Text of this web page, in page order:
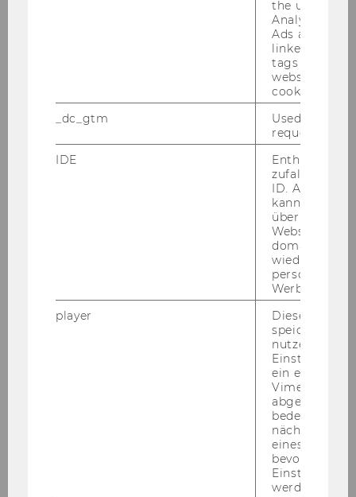
Auf nicht von den IT-​Services be­treu­ten Ge­rä­te
er­folgt der Down­load des Of­fice Plug-​Ins di­rekt
über die Da­ten­bank: Menü My Ca­pi­tal IQ -> My
Pro­fi­le -> Down­loads -> Of­fice Plug-​in > Ad­van­
the user. If
Analytics and
Ads accounts
linked, the
tags on the
website read
cookie.
_dc_gtm
Used to
request rate.
IDE
Enthält eine
ID. Anhand
kann Google
über
Websites
Werbung
player
Dieses Cookie
speichert
ein
Vimeo-Video
abgespielt
bedeutet,
nächsten
eines Vimeo-
bevorzugten
werden.